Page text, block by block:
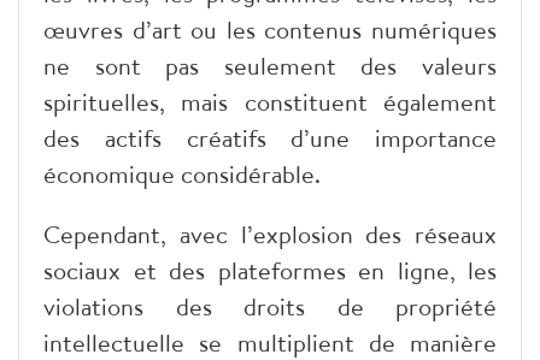
œuvres d’art ou les contenus numériques
ne sont pas seulement des valeurs
spirituelles, mais constituent également
des actifs créatifs d’une importance
économique considérable.
Cependant, avec l’explosion des réseaux
sociaux et des plateformes en ligne, les
violations des droits de propriété
intellectuelle se multiplient de manière